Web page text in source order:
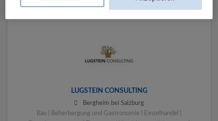
LUGSTEIN CONSULTING
Bergheim bei Salzburg
Bau | Beherbergung und Gastronomie | Einzelhandel |